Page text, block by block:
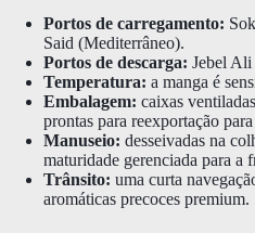
Portos de carregamento:
Said (Mediterrâneo).
Portos de descarga: Jebel
Temperatura: a manga é
Embalagem: caixas
prontas para reexportação
Manuseio: desseivadas na
maturidade gerenciada para a
Trânsito: uma curta
aromáticas precoces premium.